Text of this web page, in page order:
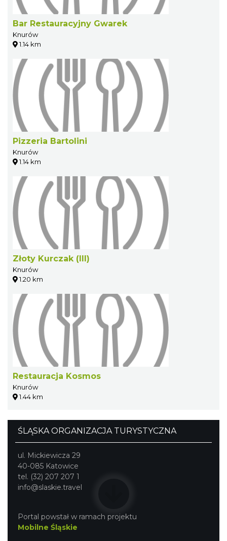
Bar Restauracyjny Gwarek
Knurów
1.14 km
Pizzeria Bartolini
Knurów
1.14 km
Złoty Kurczak (III)
Knurów
1.20 km
Restauracja Kosmos
Knurów
1.44 km
ŚLĄSKA ORGANIZACJA TURYSTYCZNA
ul. Mickiewicza 29
40-085 Katowice
tel. (32) 207 207 1
info@slaskie.travel
Portal powstał w ramach projektu
Mobilne Śląskie